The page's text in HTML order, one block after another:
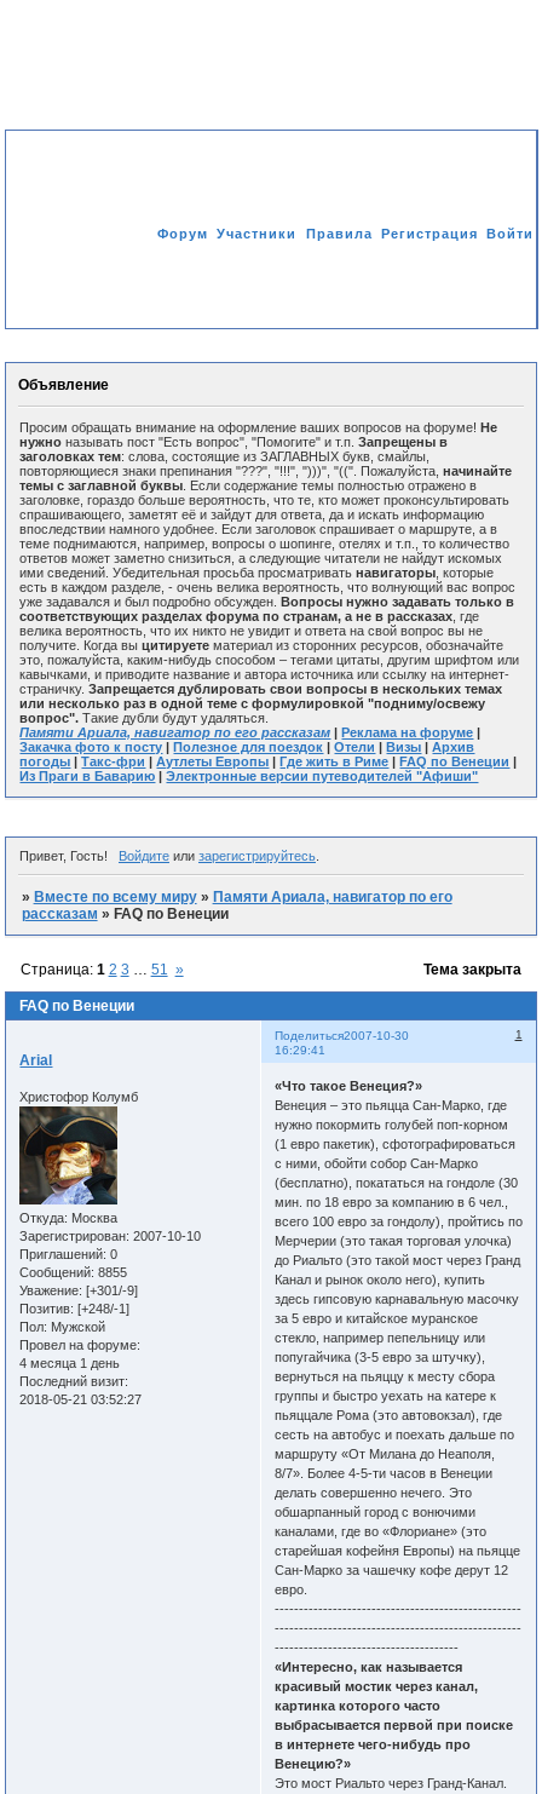
Форум Участники Правила Регистрация Войти
Объявление
Просим обращать внимание на оформление ваших вопросов на форуме!Не
нужно называть пост "Есть вопрос", "Помогите" и т.п.Запрещены в
заголовках тем: слова, состоящие из ЗАГЛАВНЫХ букв, смайлы,
повторяющиеся знаки препинания "???", "!!!", ")))", "((". Пожалуйста,начинайте
темы с заглавной буквы . Если содержание темы полностью отражено в
заголовке, гораздо больше вероятность, что те, кто может проконсультировать
спрашивающего, заметят её и зайдут для ответа, да и искать информацию
впоследствии намного удобнее. Если заголовок спрашивает о маршруте, а в
теме поднимаются, например, вопросы о шопинге, отелях и т.п., то количество
ответов может заметно снизиться, а следующие читатели не найдут искомых
ими сведений. Убедительная просьба просматриватьнавигаторы , которые
есть в каждом разделе, - очень велика вероятность, что волнующий вас вопрос
уже задавался и был подробно обсужден.Вопросы нужно задавать только в
соответствующих разделах форума по странам, а не в рассказах , где
велика вероятность, что их никто не увидит и ответа на свой вопрос вы не
получите. Когда выцитируете материал из сторонних ресурсов, обозначайте
это, пожалуйста, каким-нибудь способом – тегами цитаты, другим шрифтом или
кавычками, и приводите название и автора источника или ссылку на интернет-
страничку.Запрещается дублировать свои вопросы в нескольких темах
или несколько раз в одной теме с формулировкой "подниму/освежу
вопрос". Такие дубли будут удаляться.
Памяти Ариала, навигатор по его рассказам |Реклама на форуме |
Закачка фото к посту |Полезное для поездок |Отели |Визы |Архив
погоды |Такс-фри |Аутлеты Европы |Где жить в Риме |FAQ по Венеции |
Из Праги в Баварию |Электронные версии путеводителей "Афиши"
Привет, Гость! Войдитеили зарегистрируйтесь.
» Вместе по всему миру » Памяти Ариала, навигатор по его
рассказам » FAQ по Венеции
FAQ по Венеции
Страница: 1 2 3 … 51 » Тема закрыта
Поделиться 1
2007-10-30
16:29:41
Arial
Христофор Колумб
Откуда: Москва
Зарегистрирован: 2007-10-10
Приглашений: 0
Сообщений: 8855
Уважение: [+301/-9]
Позитив: [+248/-1]
Пол: Мужской
Провел на форуме:
4 месяца 1 день
Последний визит:
2018-05-21 03:52:27
«Что такое Венеция?»
Венеция – это пьяцца Сан-Марко, где
нужно покормить голубей поп-корном
(1 евро пакетик), сфотографироваться
с ними, обойти собор Сан-Марко
(бесплатно), покататься на гондоле (30
мин. по 18 евро за компанию в 6 чел.,
всего 100 евро за гондолу), пройтись по
Мерчерии (это такая торговая улочка)
до Риальто (это такой мост через Гранд
Канал и рынок около него), купить
здесь гипсовую карнавальную масочку
за 5 евро и китайское муранское
стекло, например пепельницу или
попугайчика (3-5 евро за штучку),
вернуться на пьяццу к месту сбора
группы и быстро уехать на катере к
пьяццале Рома (это автовокзал), где
сесть на автобус и поехать дальше по
маршруту «От Милана до Неаполя,
8/7». Более 4-5-ти часов в Венеции
делать совершенно нечего. Это
обшарпанный город с вонючими
каналами, где во «Флориане» (это
старейшая кофейня Европы) на пьяцце
Сан-Марко за чашечку кофе дерут 12
евро.
---------------------------------------------------
---------------------------------------------------
--------------------------------------
«Интересно, как называется
красивый мостик через канал,
картинка которого часто
выбрасывается первой при поиске
в интернете чего-нибудь про
Венецию?»
Это мост Риальто через Гранд-Канал.